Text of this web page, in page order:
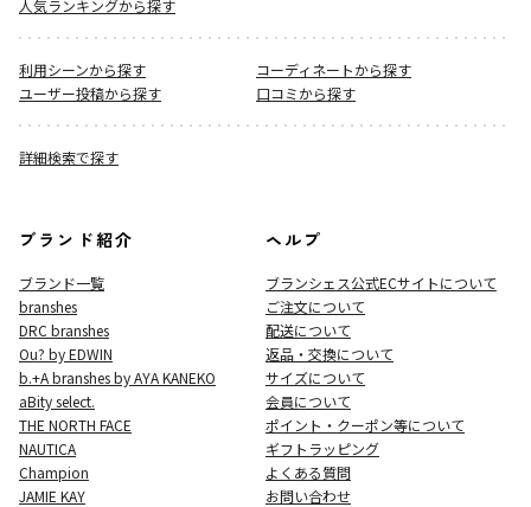
人気ランキングから探す
利用シーンから探す
コーディネートから探す
ユーザー投稿から探す
口コミから探す
詳細検索で探す
ブランド紹介
ブランド一覧
branshes
DRC branshes
Ou? by EDWIN
b.+A branshes by AYA KANEKO
aBity select.
THE NORTH FACE
NAUTICA
Champion
JAMIE KAY
ヘルプ
ブランシェス公式ECサイトについて
ご注文について
配送について
返品・交換について
サイズについて
会員について
ポイント・クーポン等について
ギフトラッピング
よくある質問
お問い合わせ